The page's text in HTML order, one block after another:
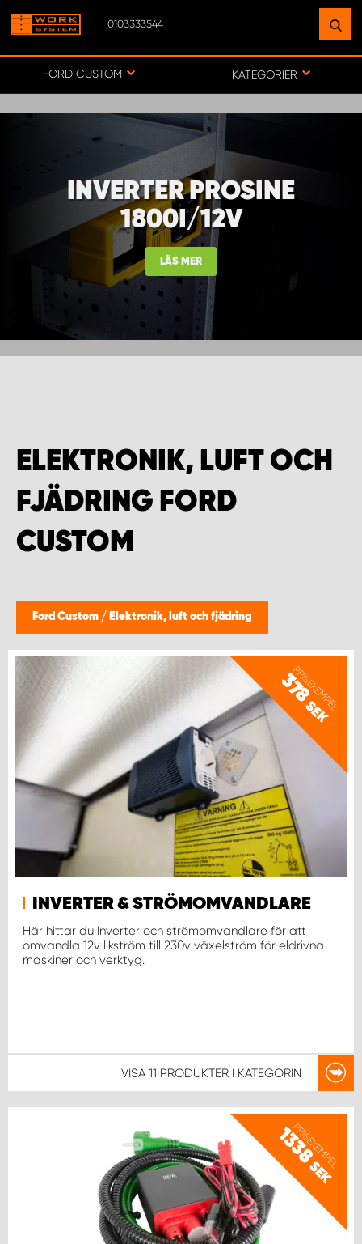
0103333544
FORD CUSTOM KATEGORIER
INVERTER PROSINE
1800I/12V
LÄS MER
ELEKTRONIK, LUFT OCH
FJÄDRING FORD
CUSTOM
Ford Custom / Elektronik, luft och fjädring
PRISEXEMPEL
378
SEK
INVERTER & STRÖMOMVANDLARE
Här hittar du Inverter och strömomvandlare för att
omvandla 12v likström till 230v växelström för eldrivna
maskiner och verktyg.
VISA 11 PRODUKTER I KATEGORIN
PRISEXEMPEL
1338
SEK
HITTA EN ANLÄGGNING
NÄRA DIG
GÅ TILL KARTA
WORK SYSTEM SVERIGE
WORK SYSTEM BORÅS
WORK SYSTEM FALUN
WORK SYSTEM GÖTEBORG ARÖD
WORK SYSTEM KALMAR
WORK SYSTEM KARLSTAD
WORK SYSTEM KIRUNA
WORK SYSTEM LINKÖPING
WORK SYSTEM LULEÅ
WORK SYSTEM NORRKÖPING
WORK SYSTEM SKELLEFTEÅ
WORK SYSTEM SKÖVDE
WORK SYSTEM STAFFANSTORP
WORK SYSTEM STOCKHOLM NORR
WORK SYSTEM STOCKHOLM SYD
WORK SYSTEM VARBERG
WORK SYSTEM VÄRNAMO